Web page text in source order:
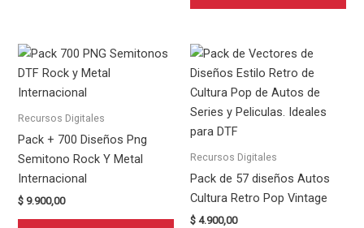
Recursos Digitales
Pack + 700 Diseños Png
Semitono Rock Y Metal
Internacional
$ 9.900,00
Recursos Digitales
Pack de 57 diseños Autos
Cultura Retro Pop Vintage
$ 4.900,00